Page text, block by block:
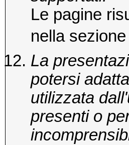
Le pagine
nella
La
potersi
utilizzata
presenti o